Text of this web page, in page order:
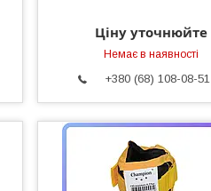
Ціну уточнюйте
Немає в наявності
+380 (68) 108-08-51